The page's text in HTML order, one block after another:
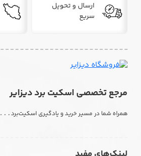
ارسال و تحویل
سریع
مرجع تخصصی اسکیت برد دیزایر
همراه شما در مسیر خرید و یادگیری اسکیت‌برد. . .